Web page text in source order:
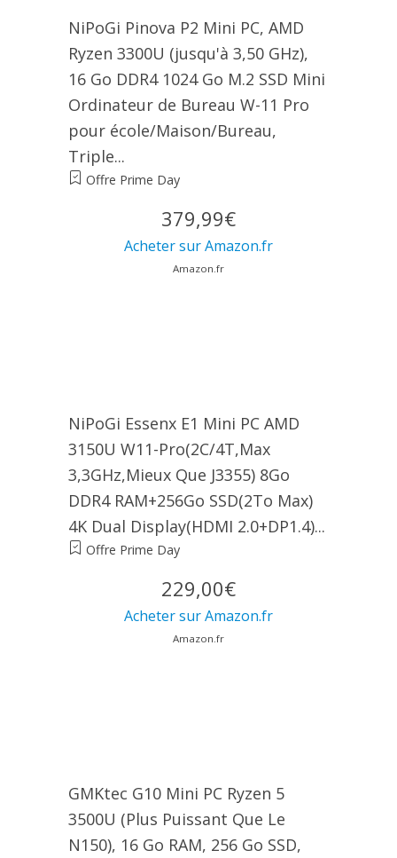
NiPoGi Pinova P2 Mini PC, АMD
Ryzen 3300U (jusqu'à 3,50 GHz),
16 Go DDR4 1024 Go M.2 SSD Mini
Ordinateur de Bureau W-11 Pro
pour école/Maison/Bureau,
Triple...
Offre Prime Day
379,99€
Acheter sur Amazon.fr
Amazon.fr
NiPoGi Essenx E1 Mini PC AΜD
3150U W11-Pro(2C/4T,Max
3,3GHz,Mieux Que J3355) 8Go
DDR4 RAM+256Go SSD(2To Max)
4K Dual Display(HDMI 2.0+DP1.4)...
Offre Prime Day
229,00€
Acheter sur Amazon.fr
Amazon.fr
GMKtec G10 Mini PC Ryzen 5
3500U (Plus Puissant Que Le
N150), 16 Go RAM, 256 Go SSD,